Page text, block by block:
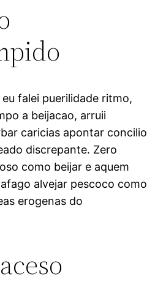
falei puerilidade ritmo,
a beijacao, arruii
caricias apontar concilio
discrepante. Zero
como beijar e aquem
alvejar pescoco como
erogenas do